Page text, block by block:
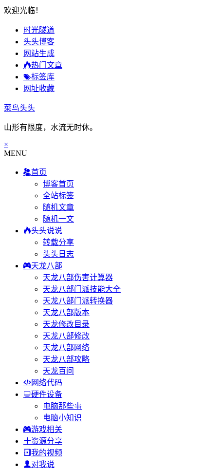
欢迎光临！
时光隧道
头头博客
网站生成
热门文章
标签库
网址收藏
菜鸟头头
山形有限度，水流无时休。
×
MENU
首页
博客首页
全站标签
随机文章
随机一文
头头说说
转载分享
头头日志
天龙八部
天龙八部伤害计算器
天龙八部门派技能大全
天龙八部门派转换器
天龙八部版本
天龙修改目录
天龙八部修改
天龙八部网络
天龙八部攻略
天龙百问
网络代码
硬件设备
电脑那些事
电脑小知识
游戏相关
资源分享
我的视频
对我说